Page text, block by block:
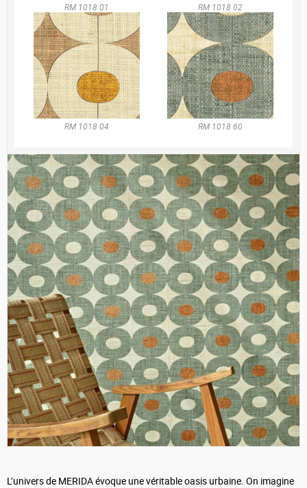
RM 1018 01 RM 1018 02
RM 1018 04 RM 1018 60
L’univers de MERIDA évoque une véritable oasis urbaine. On imagine